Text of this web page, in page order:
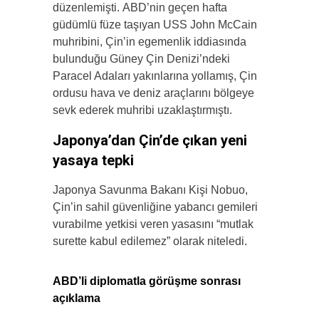
düzenlemişti. ABD’nin geçen hafta
güdümlü füze taşıyan USS John McCain
muhribini, Çin’in egemenlik iddiasında
bulunduğu Güney Çin Denizi’ndeki
Paracel Adaları yakınlarına yollamış, Çin
ordusu hava ve deniz araçlarını bölgeye
sevk ederek muhribi uzaklaştırmıştı.
Japonya’dan Çin’de çıkan yeni
yasaya tepki
Japonya Savunma Bakanı Kişi Nobuo,
Çin’in sahil güvenliğine yabancı gemileri
vurabilme yetkisi veren yasasını “mutlak
surette kabul edilemez” olarak niteledi.
ABD’li diplomatla görüşme sonrası
açıklama